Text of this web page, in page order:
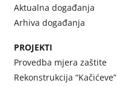
Aktualna događanja
Arhiva događanja
PROJEKTI
Provedba mjera zaštite
Rekonstrukcija “Kačićeve”